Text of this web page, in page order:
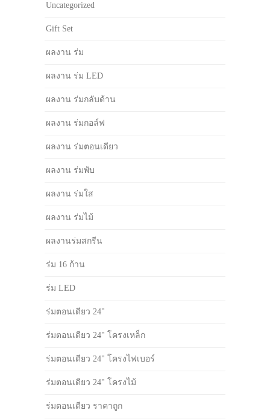
Uncategorized
Gift Set
ผลงาน ร่ม
ผลงาน ร่ม LED
ผลงาน ร่มกลับด้าน
ผลงาน ร่มกอล์ฟ
ผลงาน ร่มตอนเดียว
ผลงาน ร่มพับ
ผลงาน ร่มใส
ผลงาน ร่มไม้
ผลงานร่มสกรีน
ร่ม 16 ก้าน
ร่ม LED
ร่มตอนเดียว 24"
ร่มตอนเดียว 24" โครงเหล็ก
ร่มตอนเดียว 24" โครงไฟเบอร์
ร่มตอนเดียว 24" โครงไม้
ร่มตอนเดียว ราคาถูก